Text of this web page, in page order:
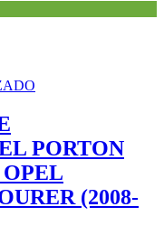
PORTON
OPEL
(2008-